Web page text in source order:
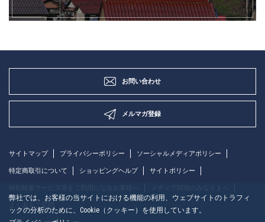
お問い合わせ
メルマガ登録
サイトマップ プライバシーポリシー ソーシャルメディアポリシー
特定商取引について ショッピングヘルプ サイトポリシー
よくあるご質問
弊社では、お客様の当サイトにおける機能の利用、ウェブサイトのトラフィ
ックの分析のために、Cookie（クッキー）を使用しています。